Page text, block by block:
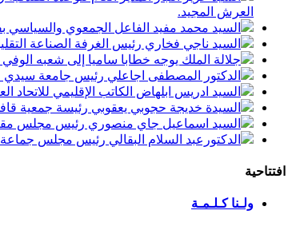
العرش المجيد.
السيد محمد مفيد الفاعل الجمعوي والسياسي بفاس يهنئ
السيد ناجي فخاري رئيس الغرفة الصناعة التقليدية
جلالة الملك يوجه خطابا ساميا إلى شعبه
الدكتور المصطفى اجاعلي رئيس جامعة سيدي
السيد ادريس ابلهاض الكاتب الإقليمي
السيدة خديجة حجوبي يعقوبي رئيسة جمعية
السيد اسماعيل جاي منصوري رئيس مجلس
الدكتورعبد السلام البقالي رئيس مجلس
افتتاحية
ولـنا كـلـمـة